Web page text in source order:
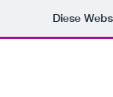
Diese